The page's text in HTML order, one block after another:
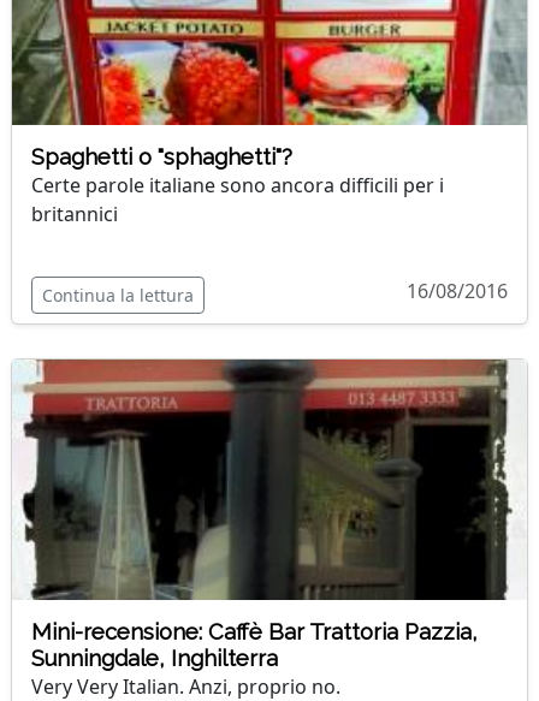
Spaghetti o "sphaghetti"?
Certe parole italiane sono ancora difficili per i
britannici
Continua la lettura 16/08/2016
Mini-recensione: Caffè Bar Trattoria Pazzia,
Sunningdale, Inghilterra
Very Very Italian. Anzi, proprio no.